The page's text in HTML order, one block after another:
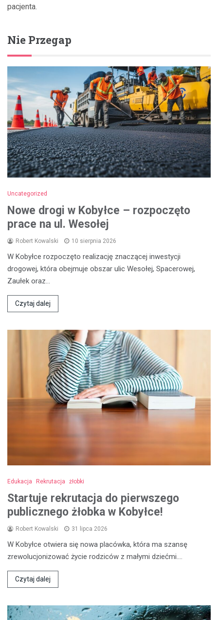
pacjenta.
Nie Przegap
Uncategorized
Nowe drogi w Kobyłce – rozpoczęto
prace na ul. Wesołej
Robert Kowalski 10 sierpnia 2026
W Kobyłce rozpoczęto realizację znaczącej inwestycji
drogowej, która obejmuje obszar ulic Wesołej, Spacerowej,
Zaułek oraz…
Czytaj dalej
Edukacja Rekrutacja żłobki
Startuje rekrutacja do pierwszego
publicznego żłobka w Kobyłce!
Robert Kowalski 31 lipca 2026
W Kobyłce otwiera się nowa placówka, która ma szansę
zrewolucjonizować życie rodziców z małymi dziećmi.…
Czytaj dalej